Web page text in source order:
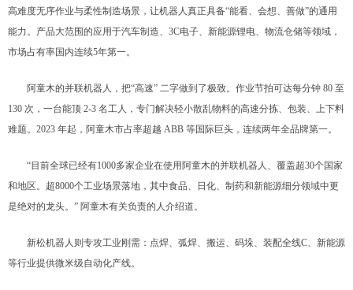
高难度无序作业与柔性制造场景，让机器人真正具备“能看、会想、善做”的通用
能力。产品大范围的应用于汽车制造、3C电子、新能源锂电、物流仓储等领域，
市场占有率国内连续5年第一。
阿童木的并联机器人，把“高速” 二字做到了极致。作业节拍可达每分钟 80 至
130 次，一台能顶 2-3 名工人，专门解决轻小散乱物料的高速分拣、包装、上下料
难题。2023 年起，阿童木市占率超越 ABB 等国际巨头，连续两年全品牌第一。
“目前全球已经有1000多家企业在使用阿童木的并联机器人、覆盖超30个国家
和地区。超8000个工业场景落地，其中食品、日化、制药和新能源细分领域中更
是绝对的龙头。” 阿童木有关负责的人介绍道。
新松机器人则专攻工业刚需：点焊、弧焊、搬运、码垛、装配全线C、新能源
等行业提供微米级自动化产线。